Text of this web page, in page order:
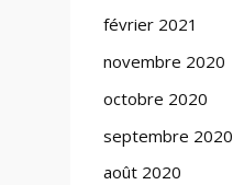
février 2021
novembre 2020
octobre 2020
septembre 2020
août 2020